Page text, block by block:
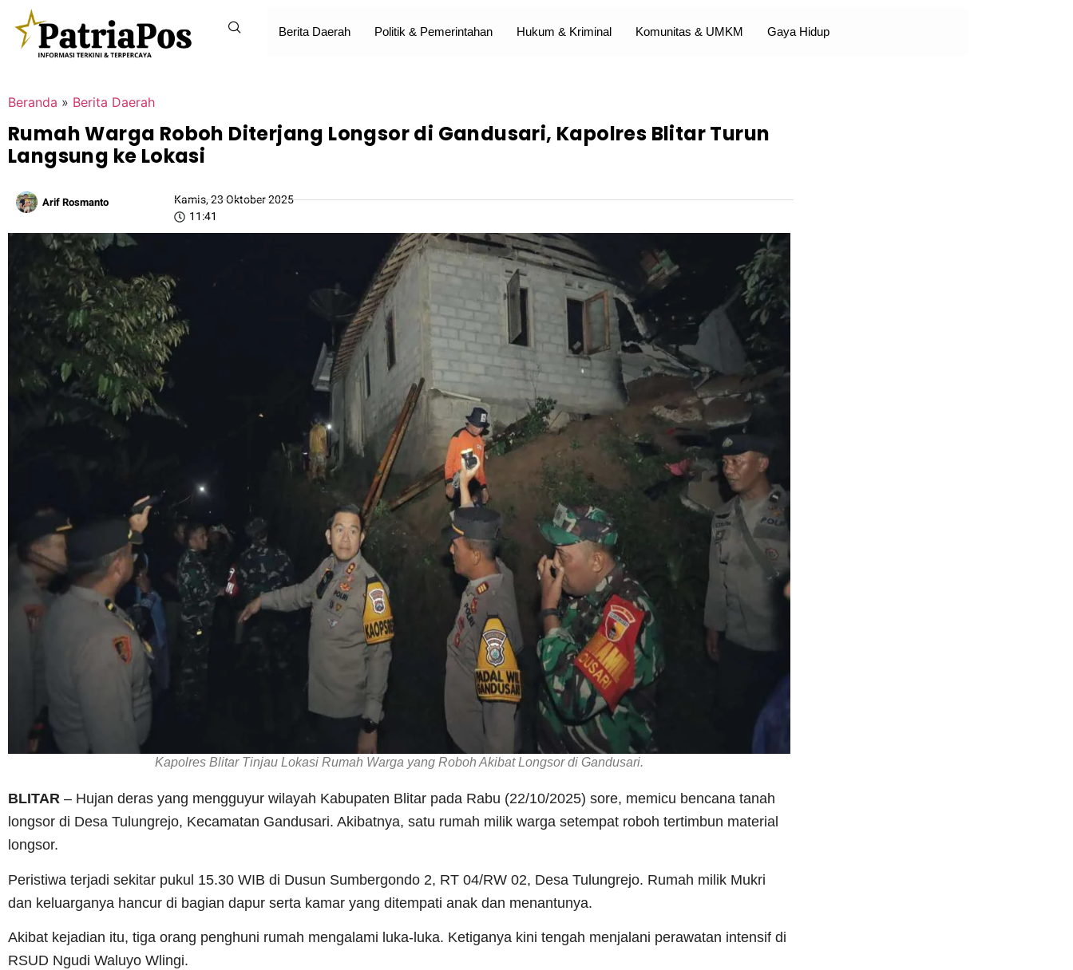
Berita Daerah Politik & Pemerintahan Hukum & Kriminal Komunitas & UMKM Gaya Hidup
Beranda » Berita Daerah
Rumah Warga Roboh Diterjang Longsor di Gandusari, Kapolres Blitar Turun
Langsung ke Lokasi
Arif Rosmanto
Kamis, 23 Oktober 2025
11:41
Kapolres Blitar Tinjau Lokasi Rumah Warga yang Roboh Akibat Longsor di Gandusari.
BLITAR – Hujan deras yang mengguyur wilayah Kabupaten Blitar pada Rabu (22/10/2025) sore, memicu bencana tanah
longsor di Desa Tulungrejo, Kecamatan Gandusari. Akibatnya, satu rumah milik warga setempat roboh tertimbun material
longsor.
Peristiwa terjadi sekitar pukul 15.30 WIB di Dusun Sumbergondo 2, RT 04/RW 02, Desa Tulungrejo. Rumah milik Mukri
dan keluarganya hancur di bagian dapur serta kamar yang ditempati anak dan menantunya.
Akibat kejadian itu, tiga orang penghuni rumah mengalami luka-luka. Ketiganya kini tengah menjalani perawatan intensif di
RSUD Ngudi Waluyo Wlingi.